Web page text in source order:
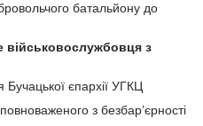
батальйону до
військовослужбовця з
єпархії УГКЦ
з безбар’єрності